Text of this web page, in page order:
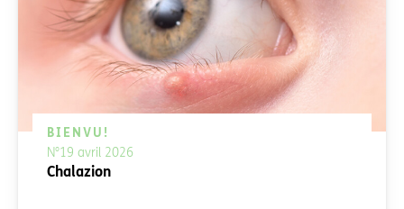
BIENVU!
N°19 avril 2026
Chalazion